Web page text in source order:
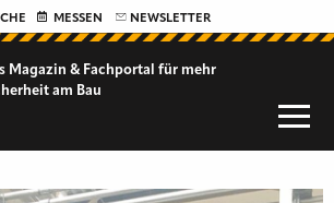
MESSEN NEWSLETTER
Magazin & Fachportal für mehr
am Bau